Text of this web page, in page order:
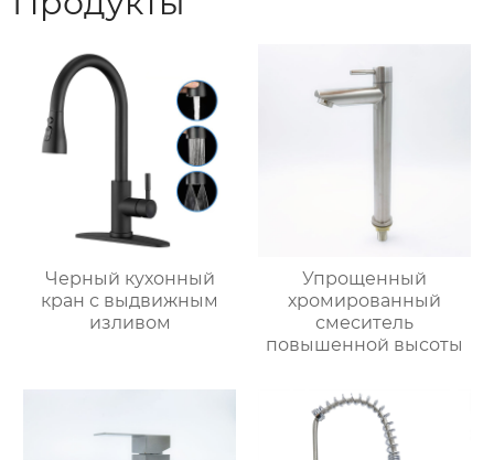
Черный кухонный
кран с выдвижным
изливом
Упрощенный
хромированный
смеситель
повышенной высоты